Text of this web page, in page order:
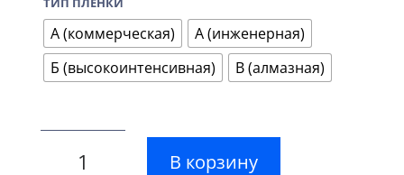
А (коммерческая)
А (инженерная)
Б (высокоинтенсивная)
В (алмазная)
В корзину